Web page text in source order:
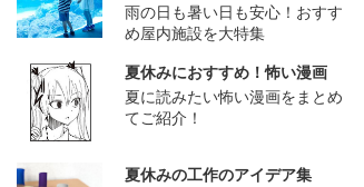
雨の日も暑い日も安心！おすす
め屋内施設を大特集
夏休みにおすすめ！怖い漫画
夏に読みたい怖い漫画をまとめ
てご紹介！
夏休みの工作のアイデア集